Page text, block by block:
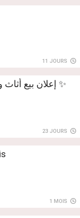
11 JOURS
✨ إعلان بيع أثاث
23 JOURS
1 MOIS